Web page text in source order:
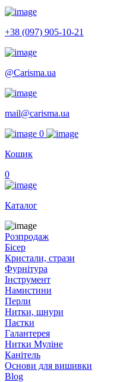
+38 (097) 905-10-21
@Carisma.ua
mail@carisma.ua
0
Кошик
0
Каталог
Розпродаж
Бісер
Кристали, стрази
Фурнітура
Інструмент
Намистини
Перли
Нитки, шнури
Паєтки
Галантерея
Нитки Муліне
Канітель
Основи для вишивки
Blog